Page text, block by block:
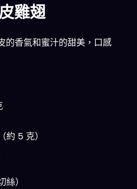
雞翅
的香氣和蜜汁的甜美，口感
約 5 克）
絲）